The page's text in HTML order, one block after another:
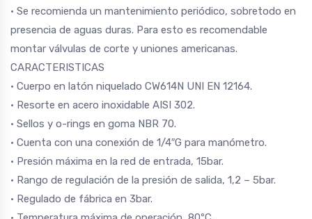
• Se recomienda un mantenimiento periódico, sobretodo en
presencia de aguas duras. Para esto es recomendable
montar válvulas de corte y uniones americanas.
CARACTERISTICAS
• Cuerpo en latón niquelado CW614N UNI EN 12164.
• Resorte en acero inoxidable AISI 302.
• Sellos y o-rings en goma NBR 70.
• Cuenta con una conexión de 1/4″G para manómetro.
• Presión máxima en la red de entrada, 15bar.
• Rango de regulación de la presión de salida, 1,2 – 5bar.
• Regulado de fábrica en 3bar.